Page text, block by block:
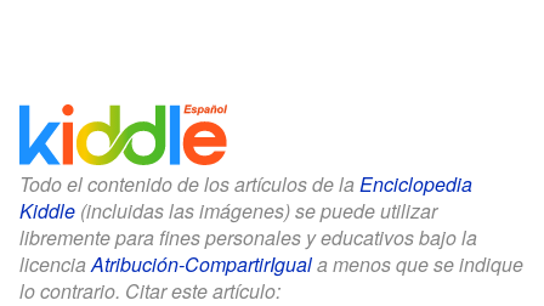
Todo el contenido de los artículos de la Enciclopedia
Kiddle (incluidas las imágenes) se puede utilizar
libremente para fines personales y educativos bajo la
licenciaAtribución-CompartirIguala menos que se indique
lo contrario. Citar este artículo: